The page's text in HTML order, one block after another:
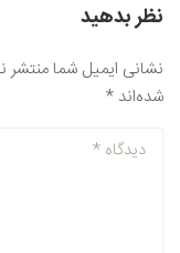
نظر بدهید
نشانی ایمیل شما منتشر
شده‌اند *